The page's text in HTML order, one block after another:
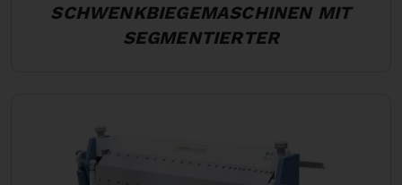
SCHWENKBIEGEMASCHINEN MIT
SEGMENTIERTER